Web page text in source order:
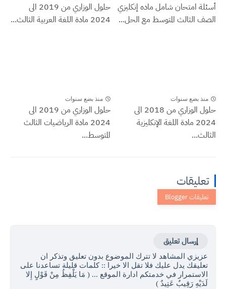
أسئلة امتحان شامل ماده إنكليزي
الصف الثالث المتوسط مع الحل...
حلول الوزاري من 2019 الى
2024 مادة اللغة العربية الثالث...
منذ بضع سنوات
حلول الوزاري من 2018 الى
2024 مادة اللغة الإنكليزية
الثالث...
منذ بضع سنوات
حلول الوزاري من 2019 الى
2024 مادة الرياضيات الثالث
المتوسط...
تعليقات
إرسال تعليق
عزيزي المشاهد لا تترك الموضوع بدون تعليق وتذكر ان
تعليقك يدل عليك فلا تقل الا خيرا :: كلمات قليلة تساعدنا على
الاستمرار في خدمتكم ادارة الموقع ... ( مَا يَلْفِظُ مِنْ قَوْلٍ إِلا
لَدَيْهِ رَقِيبٌ عَتِيدٌ )